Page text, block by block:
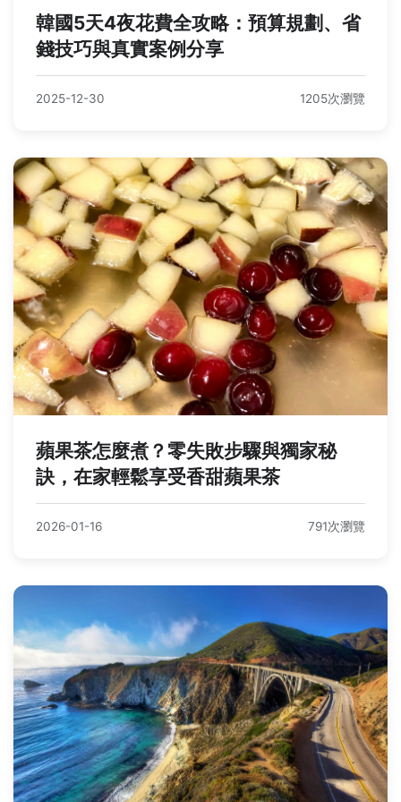
韓國5天4夜花費全攻略：預算規劃、省
錢技巧與真實案例分享
2025-12-30 1205次瀏覽
蘋果茶怎麼煮？零失敗步驟與獨家秘
訣，在家輕鬆享受香甜蘋果茶
2026-01-16 791次瀏覽